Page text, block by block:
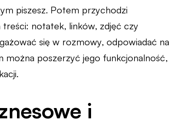
piszesz. Potem przychodzi
notatek, linków, zdjęć czy
się w rozmowy, odpowiadać na
można poszerzyć jego funkcjonalność,
i